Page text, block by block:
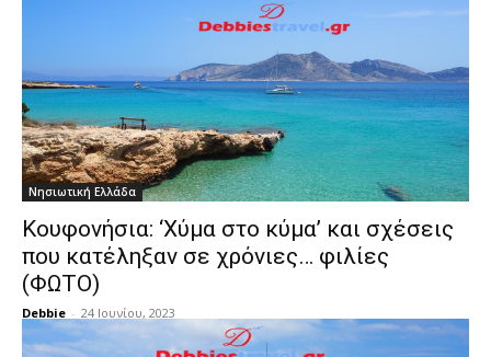
Νησιωτική Ελλάδα
Κουφονήσια: ‘Χύμα στο κύμα’ και σχέσεις
που κατέληξαν σε χρόνιες… φιλίες
(ΦΩΤΟ)
Debbie - 24 Ιουνίου, 2023